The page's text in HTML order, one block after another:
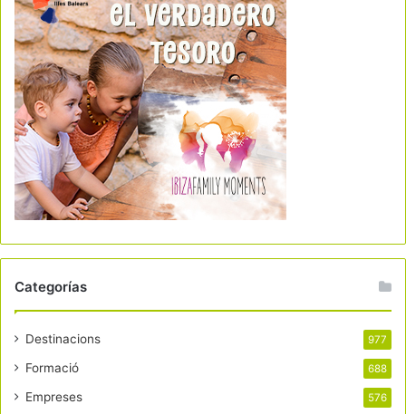
Categorías
Destinacions 977
Formació 688
Empreses 576